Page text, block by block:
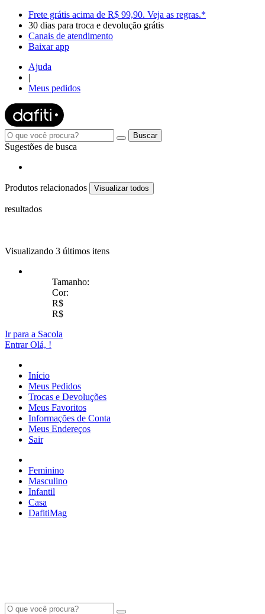
Frete grátis acima de R$ 99,90. Veja as regras.*
30 dias para troca e devolução grátis
Canais de atendimento
Baixar app
Ajuda
|
Meus pedidos
Sugestões de busca
Produtos relacionados Visualizar todos
resultados
Visualizando 3 últimos itens
Tamanho:
Cor:
R$
R$
Ir para a Sacola
EntrarOlá, !
Início
Meus Pedidos
Trocas e Devoluções
Meus Favoritos
Informações de Conta
Meus Endereços
Sair
Feminino
Masculino
Infantil
Casa
DafitiMag